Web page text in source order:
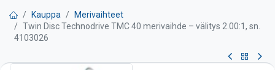
Kauppa
Merivaihteet
Twin Disc Technodrive TMC 40 merivaihde – välitys 2.00:1, sn.
4103026